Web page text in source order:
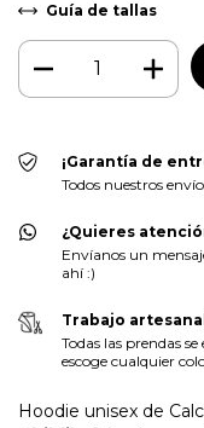
Guía de tallas
¡Garantía de
Todos nuestros
¿Quieres
Envíanos un
ahí :)
Trabajo artesanal
Todas las prendas
escoge cualquier
Hoodie unisex de